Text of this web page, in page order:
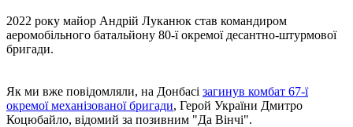
2022 року майор Андрій Луканюк став командиром
аеромобільного батальйону 80-ї окремої десантно-штурмової
бригади.
Як ми вже повідомляли, на Донбасі загинув комбат 67-ї
окремої механізованої бригади, Герой України Дмитро
Коцюбайло, відомий за позивним "Да Вінчі".